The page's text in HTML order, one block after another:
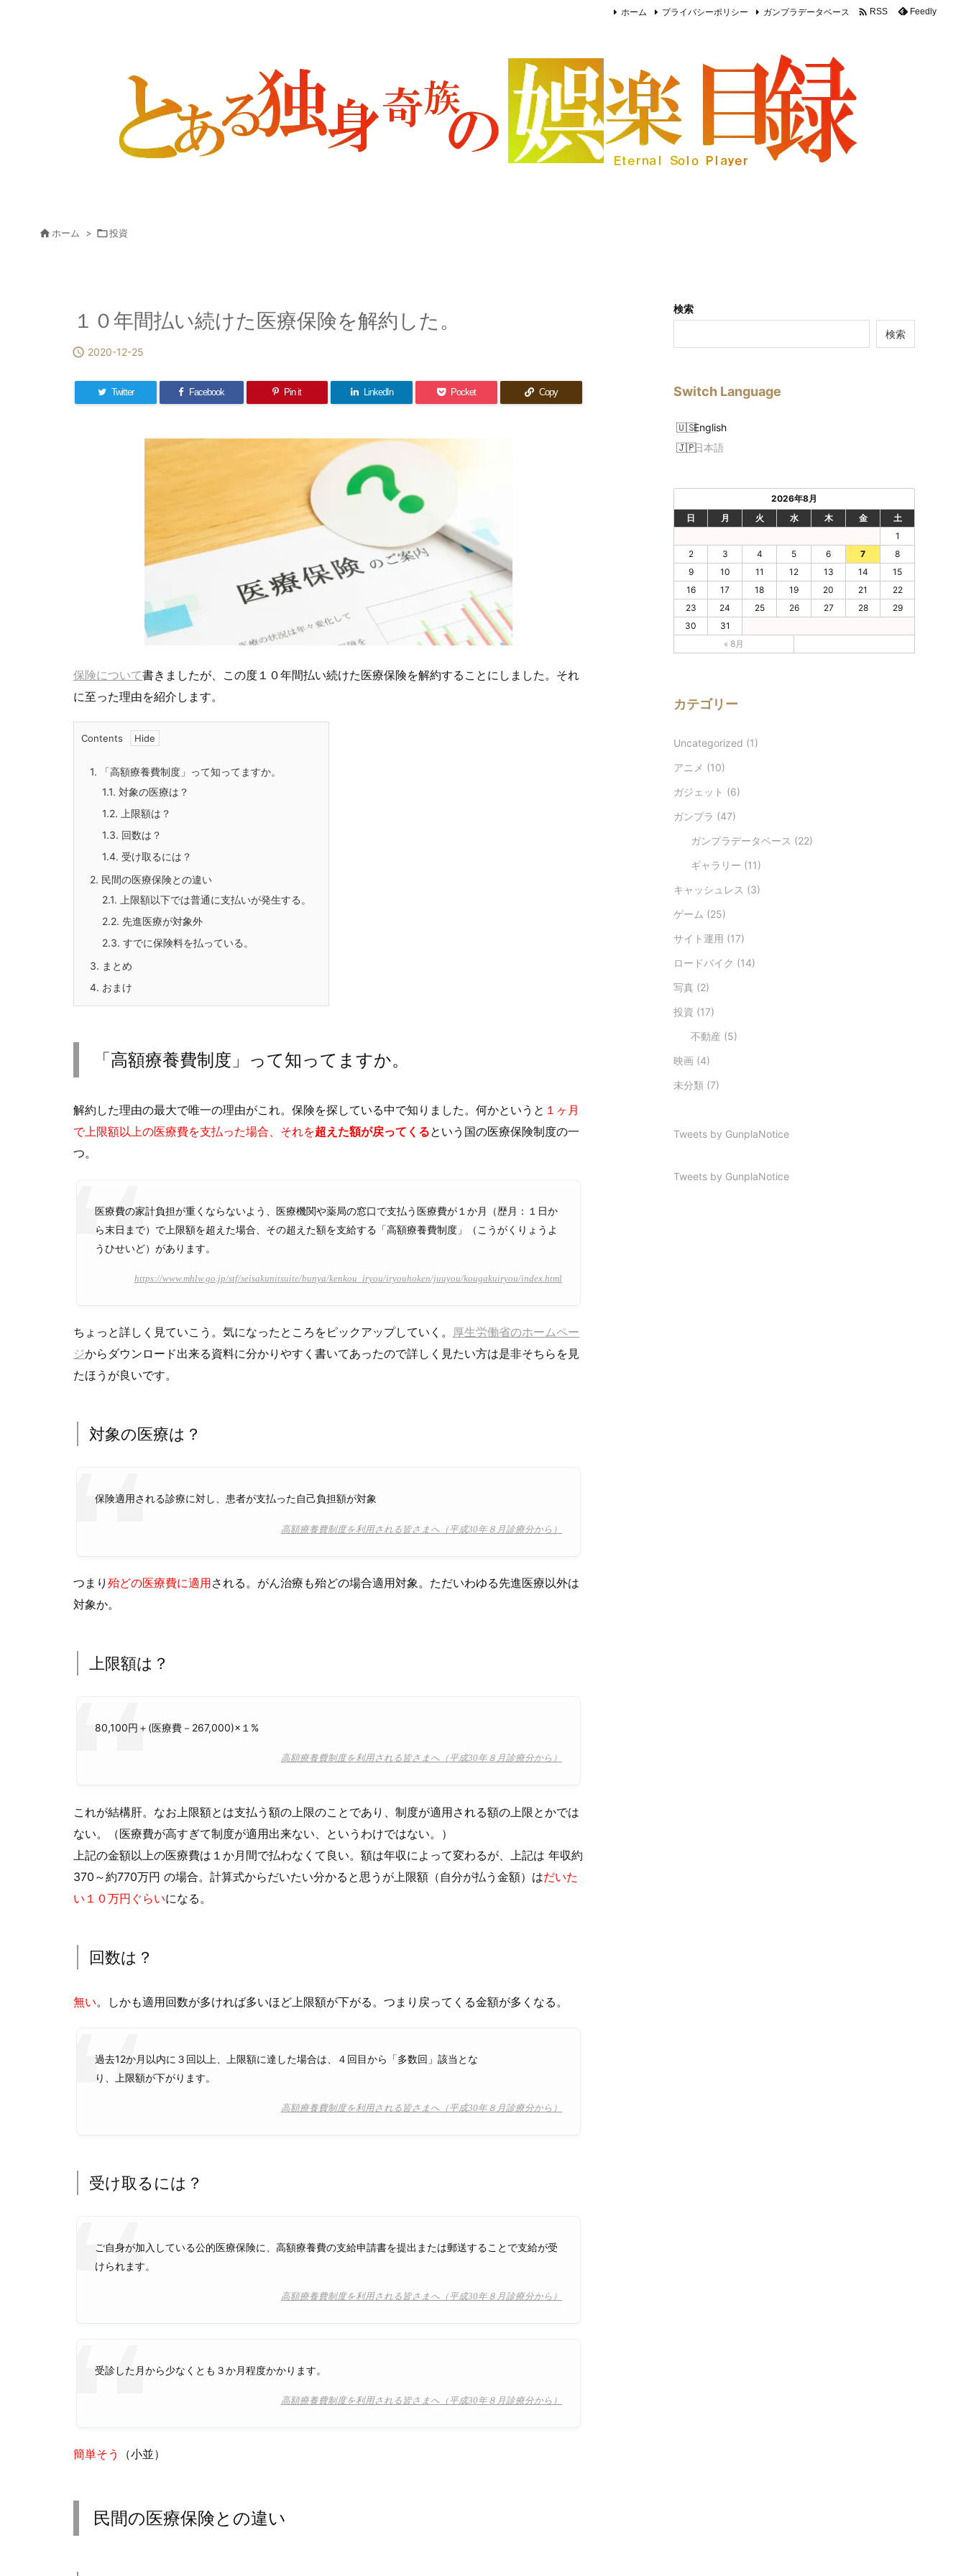
ホーム プライバシーポリシー ガンプラデータベース  RSS Feedly
 ホーム > 投資
１０年間払い続けた医療保険を解約した。
 2020-12-25
Twitter Facebook Pin it LinkedIn Pocket Copy
保険について書きましたが、この度１０年間払い続けた医療保険を解約することにしました。それ
に至った理由を紹介します。
Contents
1. 「高額療養費制度」って知ってますか。
1.1. 対象の医療は？
1.2. 上限額は？
1.3. 回数は？
1.4. 受け取るには？
2. 民間の医療保険との違い
2.1. 上限額以下では普通に支払いが発生する。
2.2. 先進医療が対象外
2.3. すでに保険料を払っている。
3. まとめ
4. おまけ
「高額療養費制度」って知ってますか。
解約した理由の最大で唯一の理由がこれ。保険を探している中で知りました。何かというと １ヶ月
で上限額以上の医療費を支払った場合、それを超えた額が戻ってくるという国の医療保険制度の一
つ。
医療費の家計負担が重くならないよう、医療機関や薬局の窓口で支払う医療費が１か月（歴月：１日か
ら末日まで）で上限額を超えた場合、その超えた額を支給する「高額療養費制度」（こうがくりょうよ
うひせいど）があります。
https://www.mhlw.go.jp/stf/seisakunitsuite/bunya/kenkou_iryou/iryouhoken/juuyou/kougakuiryou/index.html
ちょっと詳しく見ていこう。気になったところをピックアップしていく。 厚生労働省のホームペー
ジからダウンロード出来る資料に分かりやすく書いてあったので詳しく見たい方は是非そちらを見
たほうが良いです。
対象の医療は？
保険適用される診療に対し、患者が支払った自己負担額が対象
高額療養費制度を利用される皆さまへ（平成30年８月診療分から）
つまり 殆どの医療費に適用される。がん治療も殆どの場合適用対象。ただいわゆる先進医療以外は
対象か。
上限額は？
80,100円＋(医療費－267,000)×１%
高額療養費制度を利用される皆さまへ（平成30年８月診療分から）
これが結構肝。なお上限額とは支払う額の上限のことであり、制度が適用される額の上限とかでは
ない。（医療費が高すぎて制度が適用出来ない、というわけではない。）
上記の金額以上の医療費は１か月間で払わなくて良い。額は年収によって変わるが、上記は 年収約
370～約770万円 の場合。計算式からだいたい分かると思うが上限額（自分が払う金額）はだいた
い１０万円 ぐらいになる。
回数は？
無い。しかも適用回数が多ければ多いほど上限額が下がる。つまり戻ってくる金額が多くなる。
過去12か月以内に３回以上、上限額に達した場合は、４回目から「多数回」該当とな
り、上限額が下がります。
高額療養費制度を利用される皆さまへ（平成30年８月診療分から）
受け取るには？
ご自身が加入している公的医療保険に、高額療養費の支給申請書を提出または郵送することで支給が受
けられます。
高額療養費制度を利用される皆さまへ（平成30年８月診療分から）
受診した月から少なくとも３か月程度かかります。
高額療養費制度を利用される皆さまへ（平成30年８月診療分から）
簡単そう （小並）
民間の医療保険との違い
検索
検索
Switch Language
English
日本語
2026年8月
日
月 火 水 木 金
土
1
2
3 4 5 6 7
8
9
10 11 12 13 14
15
16
17 18 19 20 21
22
23
24 25 26 27 28
29
30
31
« 8月
カテゴリー
Uncategorized (1)
アニメ (10)
ガジェット (6)
ガンプラ (47)
ガンプラデータベース (22)
ギャラリー (11)
キャッシュレス (3)
ゲーム (25)
サイト運用 (17)
ロードバイク (14)
写真 (2)
投資 (17)
不動産 (5)
映画 (4)
未分類 (7)
Tweets by GunplaNotice
Tweets by GunplaNotice